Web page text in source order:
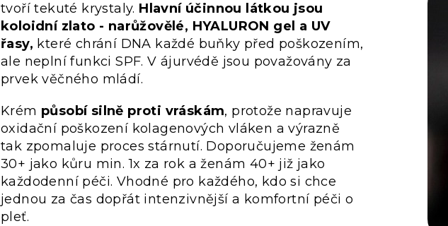
tvoří tekuté krystaly. Hlavní účinnou látkou jsou
koloidní zlato - narůžovělé, HYALURON gel a UV
řasy, které chrání DNA každé buňky před poškozením,
ale neplní funkci SPF. V ájurvédě jsou považovány za
prvek věčného mládí.
Krém působí silně proti vráskám, protože napravuje
oxidační poškození kolagenových vláken a výrazně
tak zpomaluje proces stárnutí. Doporučujeme ženám
30+ jako kůru min. 1x za rok a ženám 40+ již jako
každodenní péči. Vhodné pro každého, kdo si chce
jednou za čas dopřát intenzivnější a komfortní péči o
pleť.